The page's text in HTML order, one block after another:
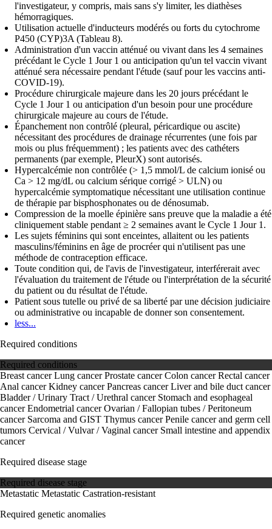
l'investigateur, y compris, mais sans s'y limiter, les diathèses
hémorragiques.
Utilisation actuelle d'inducteurs modérés ou forts du cytochrome
P450 (CYP)3A (Tableau 8).
Administration d'un vaccin atténué ou vivant dans les 4 semaines
précédant le Cycle 1 Jour 1 ou anticipation qu'un tel vaccin vivant
atténué sera nécessaire pendant l'étude (sauf pour les vaccins anti-
COVID-19).
Procédure chirurgicale majeure dans les 20 jours précédant le
Cycle 1 Jour 1 ou anticipation d'un besoin pour une procédure
chirurgicale majeure au cours de l'étude.
Épanchement non contrôlé (pleural, péricardique ou ascite)
nécessitant des procédures de drainage récurrentes (une fois par
mois ou plus fréquemment) ; les patients avec des cathéters
permanents (par exemple, PleurX) sont autorisés.
Hypercalcémie non contrôlée (> 1,5 mmol/L de calcium ionisé ou
Ca > 12 mg/dL ou calcium sérique corrigé > ULN) ou
hypercalcémie symptomatique nécessitant une utilisation continue
de thérapie par bisphosphonates ou de dénosumab.
Compression de la moelle épinière sans preuve que la maladie a été
cliniquement stable pendant ≥ 2 semaines avant le Cycle 1 Jour 1.
Les sujets féminins qui sont enceintes, allaitent ou les patients
masculins/féminins en âge de procréer qui n'utilisent pas une
méthode de contraception efficace.
Toute condition qui, de l'avis de l'investigateur, interférerait avec
l'évaluation du traitement de l'étude ou l'interprétation de la sécurité
du patient ou du résultat de l'étude.
Patient sous tutelle ou privé de sa liberté par une décision judiciaire
ou administrative ou incapable de donner son consentement.
less...
Required conditions
Required conditions
Breast cancerLung cancerProstate cancerColon cancerRectal cancer
Anal cancerKidney cancerPancreas cancerLiver and bile duct cancer
Bladder / Urinary Tract / Urethral cancer Stomach and esophageal
cancerEndometrial cancerOvarian / Fallopian tubes / Peritoneum
cancer Sarcoma and GIST Thymus cancerPenile cancer and germ cell
tumors Cervical / Vulvar / Vaginal cancer Small intestine and appendix
cancer
Required disease stage
Required disease stage
Metastatic Metastatic Castration-resistant
Required genetic anomalies